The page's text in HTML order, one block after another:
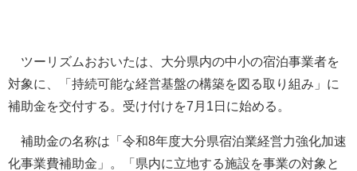
ツーリズムおおいたは、大分県内の中小の宿泊事業者を
対象に、「持続可能な経営基盤の構築を図る取り組み」に
補助金を交付する。受け付けを7月1日に始める。
補助金の名称は「令和8年度大分県宿泊業経営力強化加速
化事業費補助金」。「県内に立地する施設を事業の対象と